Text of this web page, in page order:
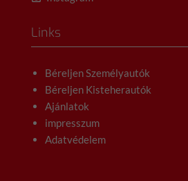
Links
Béreljen Személyautók
Béreljen Kisteherautók
Ajánlatok
impresszum
Adatvédelem